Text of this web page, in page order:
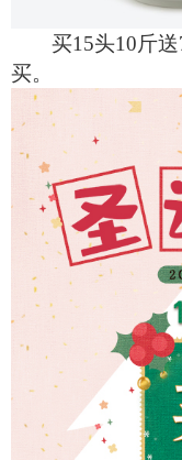
买15头10斤
买。